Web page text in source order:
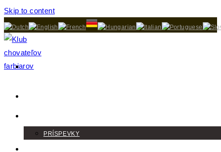
Skip to content
PRÍSPEVKY